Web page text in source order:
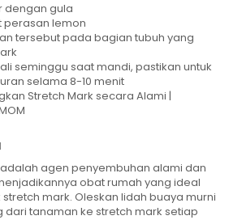
dengan gula
perasan lemon
tersebut pada bagian tubuh yang
seminggu saat mandi, pastikan untuk
selama 8-10 menit
agen penyembuhan alami dan
obat rumah yang ideal
mark. Oleskan lidah buaya murni
dari tanaman ke stretch mark setiap